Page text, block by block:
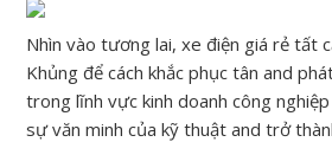
Nhìn vào tương lai, xe điện giá rẻ tất
Khủng để cách khắc phục tân and
trong lĩnh vực kinh doanh công
sự văn minh của kỹ thuật and trở